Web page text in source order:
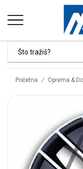
Početna / Oprema &